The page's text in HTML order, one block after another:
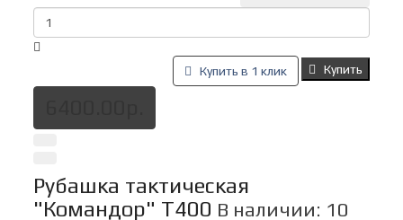
Купить в 1 клик Купить
Рубашка тактическая
"Командор" Т400 В наличии: 10